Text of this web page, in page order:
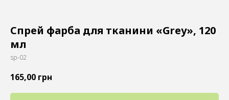
Спрей фарба для тканини «Grey», 120
мл
sp-02
165,00 грн